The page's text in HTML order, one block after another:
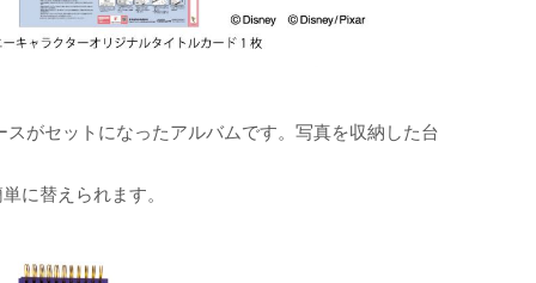
がセットになったアルバムです。写真を収納した台
に替えられます。